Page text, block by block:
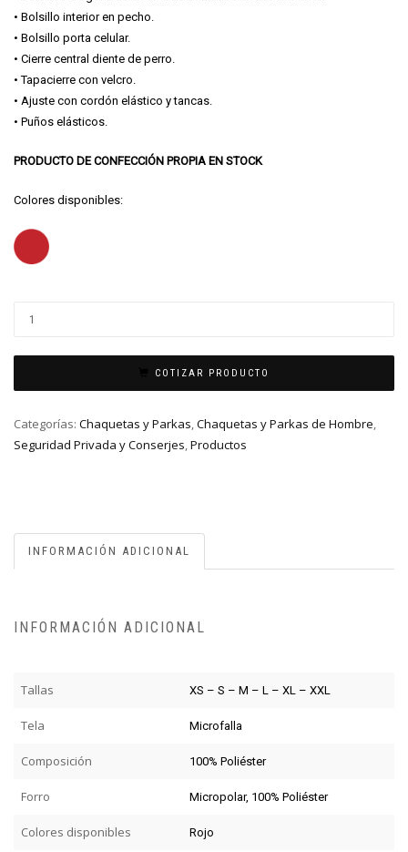
• Bolsillo interior en pecho.
• Bolsillo porta celular.
• Cierre central diente de perro.
• Tapacierre con velcro.
• Ajuste con cordón elástico y tancas.
• Puños elásticos.
PRODUCTO DE CONFECCIÓN PROPIA EN STOCK
Colores disponibles:
COTIZAR PRODUCTO
Categorías: Chaquetas y Parkas,Chaquetas y Parkas de Hombre,
Seguridad Privada y Conserjes,Productos
INFORMACIÓN ADICIONAL
INFORMACIÓN ADICIONAL
Tallas XS – S – M – L – XL – XXL
Tela Microfalla
Composición 100% Poliéster
Forro Micropolar, 100% Poliéster
Colores disponibles Rojo